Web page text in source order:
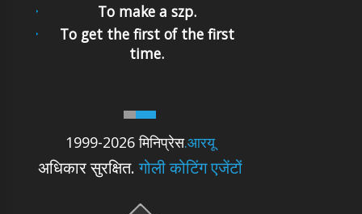
1999-2026 मिनिप्रेस.आरयू
अधिकार सुरक्षित.गोली कोटिंग एजेंटों
To make a szp.
To get the first of the first
time.